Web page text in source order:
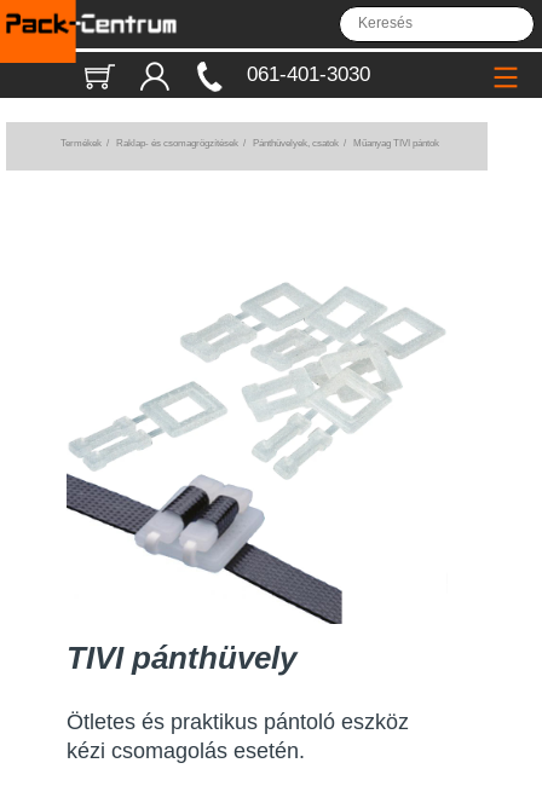
061-401-3030
Termékek/ Raklap- és csomagrögzítések/ Pánthüvelyek, csatok/ Műanyag TIVI pántok
TIVI pánthüvely
Ötletes és praktikus pántoló eszköz
kézi csomagolás esetén.